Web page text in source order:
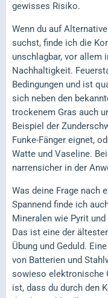
gewisses Risiko.
Wenn du auf
suchst, finde ich die
unschlagbar, vor allem
Nachhaltigkeit.
Bedingungen und ist
sich neben den
trockenem Gras auch
Beispiel der
Funke-Fänger eignet,
Watte und Vaseline.
narrensicher in der
Was deine Frage nach
Spannend finde ich
Mineralen wie Pyrit und
Das ist eine der
Übung und Geduld.
von Batterien und
sowieso elektronische
ist, dass du durch den